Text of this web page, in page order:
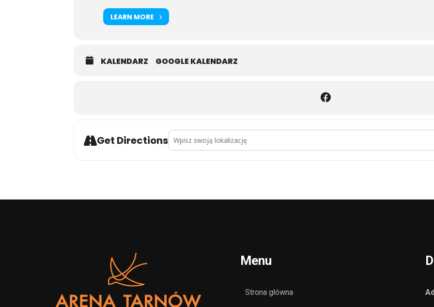
LEARN MORE
KALENDARZ GOOGLE KALENDARZ
Get DirectionsAddress - turniej grupa azoty unia tarnów [sGuXYcsSR]
Menu
Strona główna